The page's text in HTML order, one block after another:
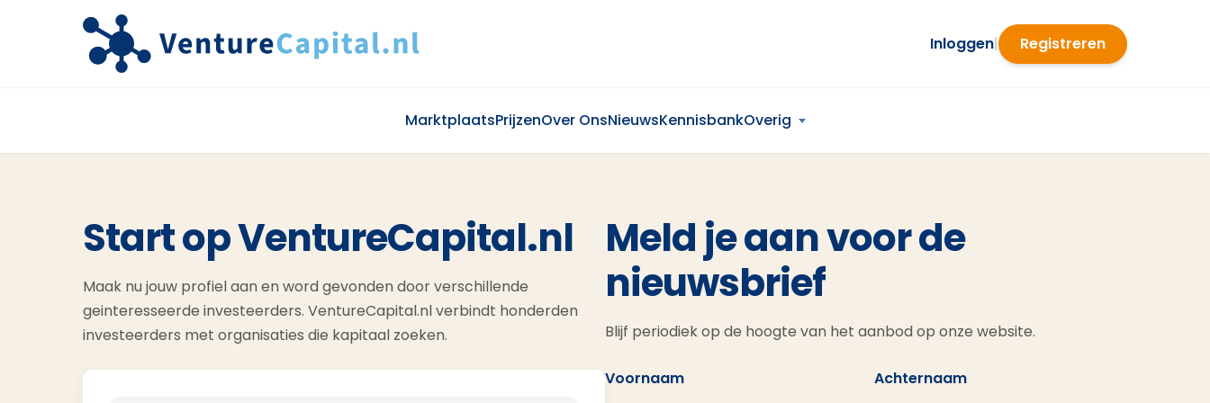
Inloggen| Registreren
MarktplaatsPrijzenOver OnsNieuwsKennisbankOverig
Start op VentureCapital.nl
Maak nu jouw profiel aan en word gevonden door verschillende
geinteresseerde investeerders. VentureCapital.nl verbindt honderden
investeerders met organisaties die kapitaal zoeken.
Meld je aan voor de
nieuwsbrief
Blijf periodiek op de hoogte van het aanbod op onze website.
Voornaam Achternaam